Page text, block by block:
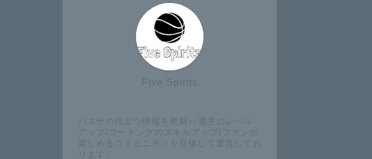
Five Spirits
バスケの役立つ情報を更新♪♪選手のレベル
アップ/コーチングのスキルアップ/ファンが
楽しめるコミュニティを目指して運営してお
ります。